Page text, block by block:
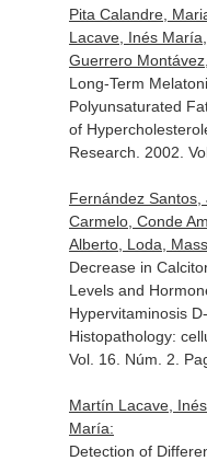
Pita Calandre,
Lacave, Inés
Guerrero
Long-Term
Polyunsaturated
of
Research . 2002.
Fernández
Carmelo, Conde
Alberto, Loda,
Decrease in
Levels and
Hypervitaminosis
Histopathology:
Vol. 16. Núm. 2.
Martín Lacave,
María:
Detection of